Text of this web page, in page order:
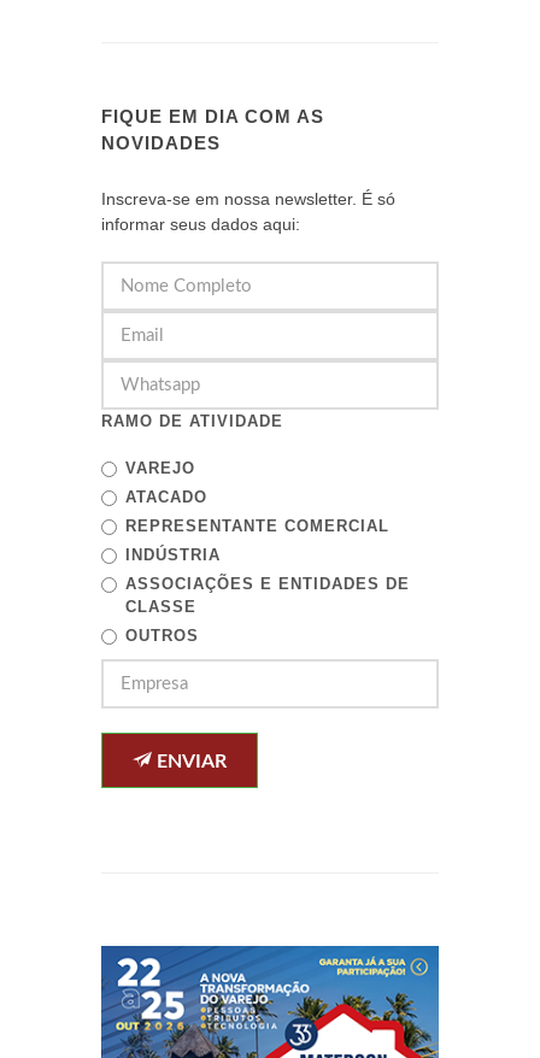
FIQUE EM DIA COM AS
NOVIDADES
Inscreva-se em nossa newsletter. É só
informar seus dados aqui:
RAMO DE ATIVIDADE
VAREJO
ATACADO
REPRESENTANTE COMERCIAL
INDÚSTRIA
ASSOCIAÇÕES E ENTIDADES DE
CLASSE
OUTROS
ENVIAR